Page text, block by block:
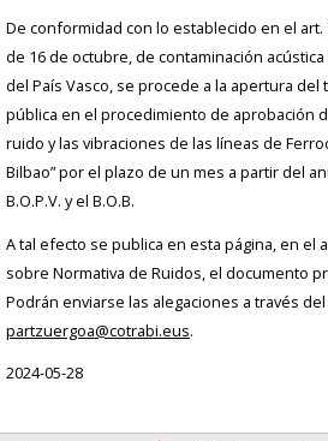
De conformidad con lo establecido en el art.
de 16 de octubre, de contaminación
del País Vasco, se procede a la apertura
pública en el procedimiento de aprobación
ruido y las vibraciones de las líneas de
Bilbao” por el plazo de un mes a partir del
B.O.P.V. y el B.O.B.
A tal efecto se publica en esta página, en el
sobre Normativa de Ruidos, el documento
Podrán enviarse las alegaciones a través
partzuergoa@cotrabi.eus.
2024-05-28